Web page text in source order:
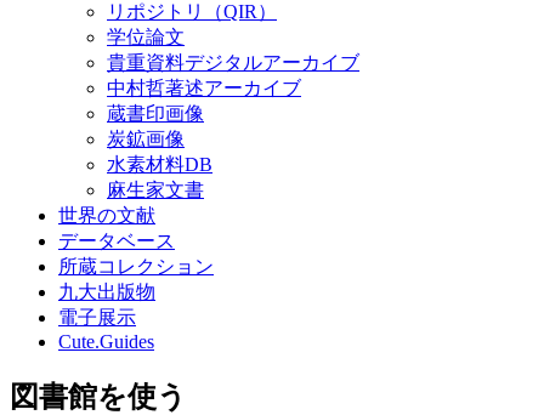
リポジトリ（QIR）
学位論文
貴重資料デジタルアーカイブ
中村哲著述アーカイブ
蔵書印画像
炭鉱画像
水素材料DB
麻生家文書
世界の文献
データベース
所蔵コレクション
九大出版物
電子展示
Cute.Guides
図書館を使う